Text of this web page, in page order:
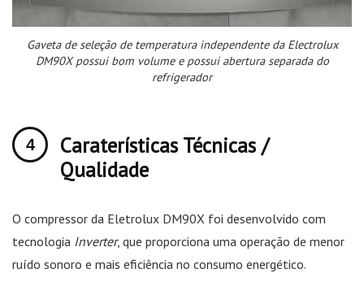
Gaveta de seleção de temperatura independente da Electrolux
DM90X possui bom volume e possui abertura separada do
refrigerador
Caraterísticas Técnicas /
Qualidade
O compressor da Eletrolux DM90X foi desenvolvido com
tecnologia Inverter, que proporciona uma operação de menor
ruído sonoro e mais eficiência no consumo energético.